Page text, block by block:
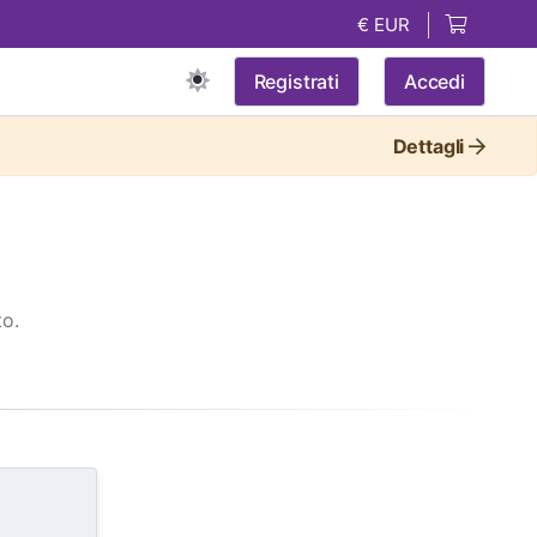
€ EUR
Registrati Accedi
Dettagli